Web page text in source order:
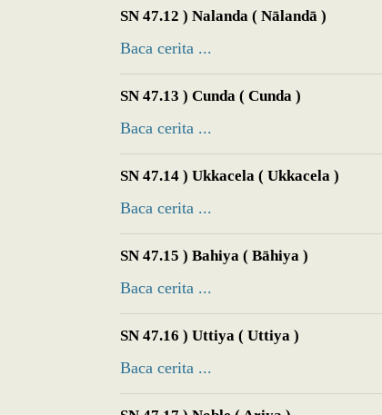
SN 47.12 ) Nalanda ( Nālandā )
Baca cerita ...
SN 47.13 ) Cunda ( Cunda )
Baca cerita ...
SN 47.14 ) Ukkacela ( Ukkacela )
Baca cerita ...
SN 47.15 ) Bahiya ( Bāhiya )
Baca cerita ...
SN 47.16 ) Uttiya ( Uttiya )
Baca cerita ...